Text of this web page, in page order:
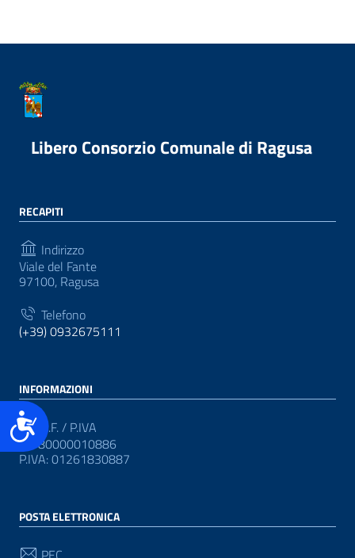
Accessibilità
Libero Consorzio Comunale di Ragusa
RECAPITI
Indirizzo
Viale del Fante
97100, Ragusa
Telefono
(+39) 0932675111
INFORMAZIONI
C.F. / P.IVA
CF: 80000010886
P.IVA: 01261830887
POSTA ELETTRONICA